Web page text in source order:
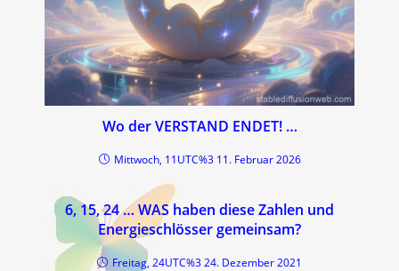
Wo der VERSTAND ENDET! …
Mittwoch, 11UTC%3 11. Februar 2026
6, 15, 24 … WAS haben diese Zahlen und
Energieschlösser gemeinsam?
Freitag, 24UTC%3 24. Dezember 2021